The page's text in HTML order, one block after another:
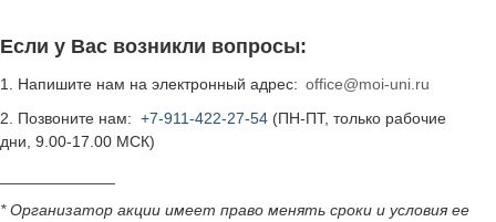
Если у Вас возникли вопросы:
1. Напишите нам на электронный адрес: office@moi-uni.ru
2. Позвоните нам: +7-911-422-27-54 (ПН-ПТ, только рабочие
дни, 9.00-17.00 МСК)
* Организатор акции имеет право менять сроки и условия ее